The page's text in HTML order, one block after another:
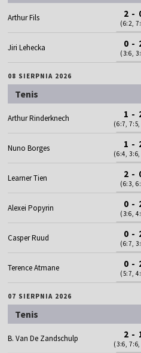
Arthur Fils 2 -
(6:2,
Jiri Lehecka 0 -
(3:6,
08 SIERPNIA 2026
Tenis
Arthur Rinderknech 1 -
(6:7,
Nuno Borges 1 -
(6:4,
Learner Tien 2 -
(6:3,
Alexei Popyrin 0 -
(3:6,
Casper Ruud 0 -
(6:7,
Terence Atmane 0 -
(5:7,
07 SIERPNIA 2026
Tenis
B. Van De Zandschulp 2 -
(3:6,